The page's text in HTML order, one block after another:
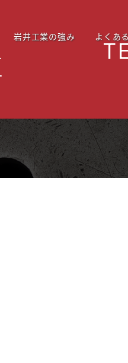
岩井工業の強み よくあ